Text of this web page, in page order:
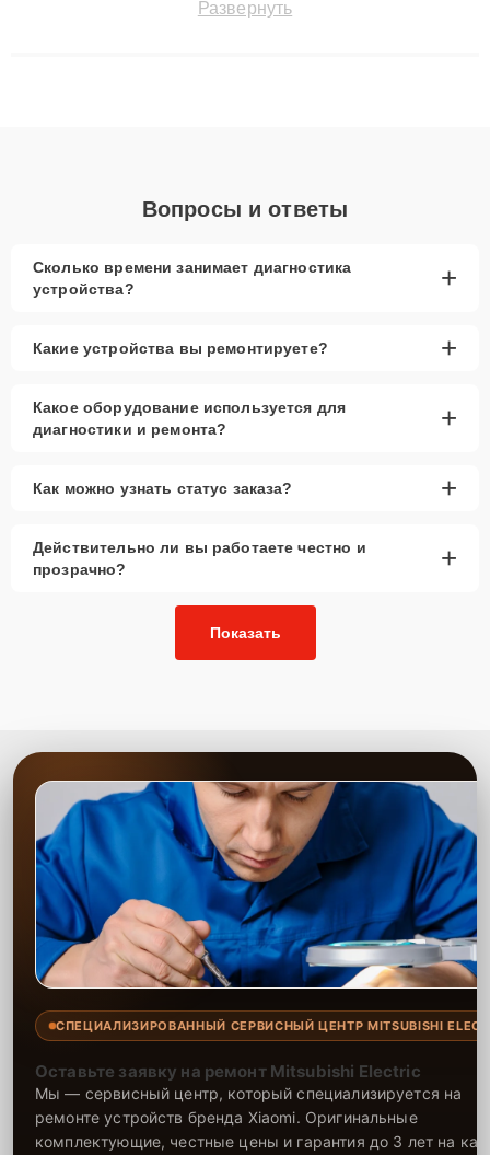
восстанавливать технику с сохранением гарантии до 3 лет.
Развернуть
Вопросы и ответы
Сколько времени занимает диагностика
устройства?
+
Какие устройства вы ремонтируете? +
Какое оборудование используется для
диагностики и ремонта?
+
Как можно узнать статус заказа? +
Действительно ли вы работаете честно и
прозрачно?
+
Показать
СПЕЦИАЛИЗИРОВАННЫЙ СЕРВИСНЫЙ ЦЕНТР MITSUBISHI
Оставьте заявку на ремонт Mitsubishi Electric
Мы — сервисный центр, который специализируется на
ремонте устройств бренда Xiaomi. Оригинальные
комплектующие, честные цены и гарантия до 3 лет на